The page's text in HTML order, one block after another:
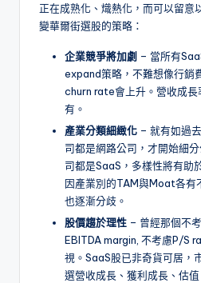
正在成熟化、熾熱化，而可以留意
變華爾街選股的策略：
企業競爭將加劇 – 當所有
expand策略，不難想像行銷
churn rate會上升。營收成長
有。
產業分類細緻化 – 就有如過
司都是網路公司，才開始細
司都是SaaS，多樣性將有助
因產業別的TAM與Moat各有
也逐漸分歧。
股價趨於理性 – 曾經那個不
EBITDA margin, 不考慮P/S
視。SaaS股已非奇貨可居，
選營收成長、獲利成長、估